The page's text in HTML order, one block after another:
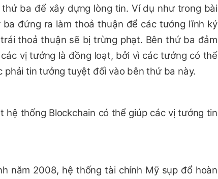
ba để xây dựng lòng tin. Ví dụ như trong bài
đứng ra làm thoả thuận để các tướng lĩnh ký
thoả thuận sẽ bị trừng phạt. Bên thứ ba đảm
vị tướng là đồng loạt, bởi vì các tướng có thể
phải tin tưởng tuyệt đối vào bên thứ ba này.
hệ thống Blockchain có thể giúp các vị tướng tin
năm 2008, hệ thống tài chính Mỹ sụp đổ hoàn